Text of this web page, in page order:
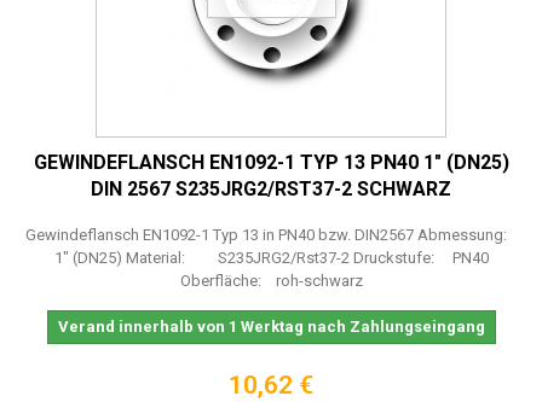
GEWINDEFLANSCH EN1092-1 TYP 13 PN40 1" (DN25)
DIN 2567 S235JRG2/RST37-2 SCHWARZ
Gewindeflansch EN1092-1 Typ 13 in PN40 bzw. DIN2567 Abmessung:
1" (DN25) Material: S235JRG2/Rst37-2 Druckstufe: PN40
Oberfläche: roh-schwarz
Verand innerhalb von 1 Werktag nach Zahlungseingang
10,62 €